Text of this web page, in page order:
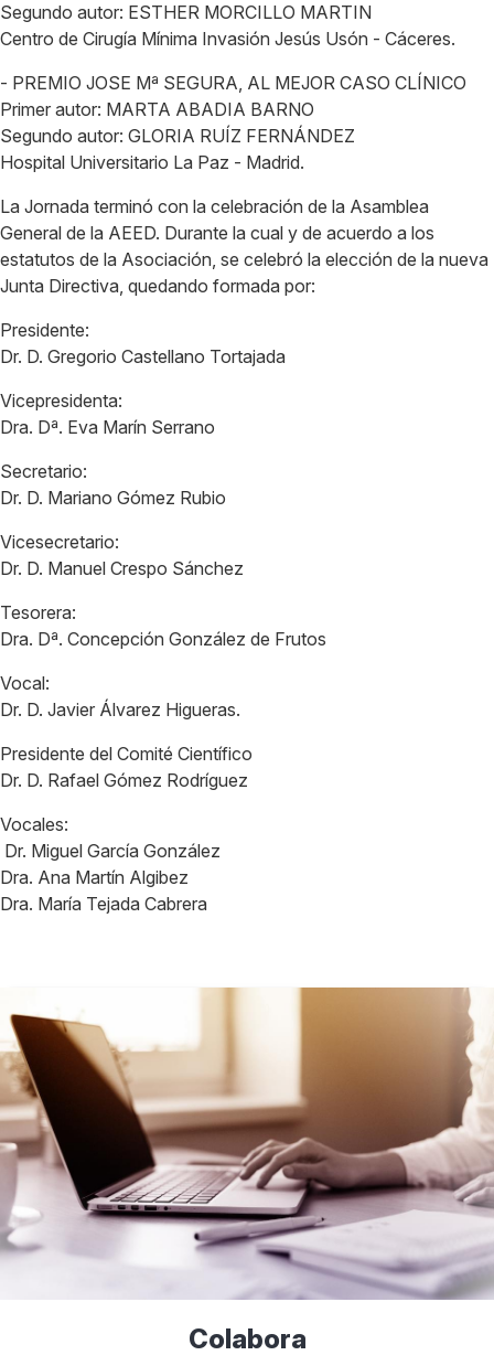
Segundo autor: ESTHER MORCILLO MARTIN
Centro de Cirugía Mínima Invasión Jesús Usón - Cáceres.
- PREMIO JOSE Mª SEGURA, AL MEJOR CASO CLÍNICO
Primer autor: MARTA ABADIA BARNO
Segundo autor: GLORIA RUÍZ FERNÁNDEZ
Hospital Universitario La Paz - Madrid.
La Jornada terminó con la celebración de la Asamblea
General de la AEED. Durante la cual y de acuerdo a los
estatutos de la Asociación, se celebró la elección de la nueva
Junta Directiva, quedando formada por:
Presidente:
Dr. D. Gregorio Castellano Tortajada
Vicepresidenta:
Dra. Dª. Eva Marín Serrano
Secretario:
Dr. D. Mariano Gómez Rubio
Vicesecretario:
Dr. D. Manuel Crespo Sánchez
Tesorera:
Dra. Dª. Concepción González de Frutos
Vocal:
Dr. D. Javier Álvarez Higueras.
Presidente del Comité Científico
Dr. D. Rafael Gómez Rodríguez
Vocales:
Dr. Miguel García González
Dra. Ana Martín Algibez
Dra. María Tejada Cabrera
Colabora